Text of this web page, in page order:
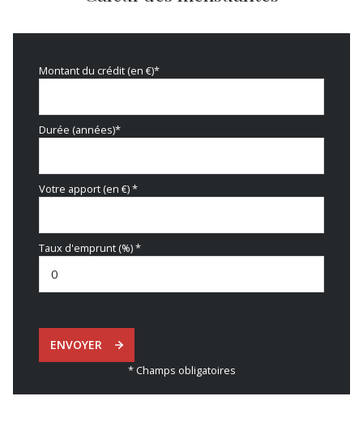
Montant du crédit (en €)*
Durée (années)*
Votre apport (en €) *
Taux d'emprunt (%) *
ENVOYER
* Champs obligatoires